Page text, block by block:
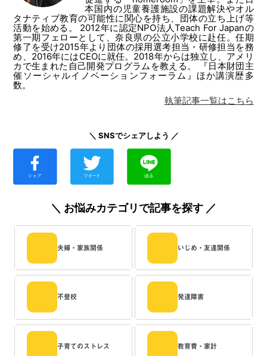
本国内の児童養護施設の課題解決やオル
タナティブ教育の可能性に関心を持ち、団体の立ち上げ等
活動を始める。 2012年に認定NPO法人Teach For Japanの
第一期フェローとして、奈良県の公立小学校に赴任。任期
修了を受け2015年より団体の採用選考担当・研修担当を務
め、2016年にはCEOに就任。2018年からは独立し、アメリ
カで生まれた自己開発プログラムを教える。 『日本財団主
催ソーシャルイノベーションフォーラム』ほか講演歴多
数。
執筆記事一覧はこちら
＼ SNSでシェアしよう ／
＼ お悩みカテゴリで記事を探す ／
夫婦・家族関係 いじめ・友達関係
不登校 発達障害
子育てのストレス 教育費・家計